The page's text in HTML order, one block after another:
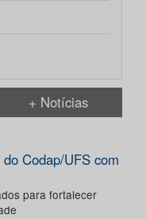
+ Notícias
Codap/UFS com
para fortalecer